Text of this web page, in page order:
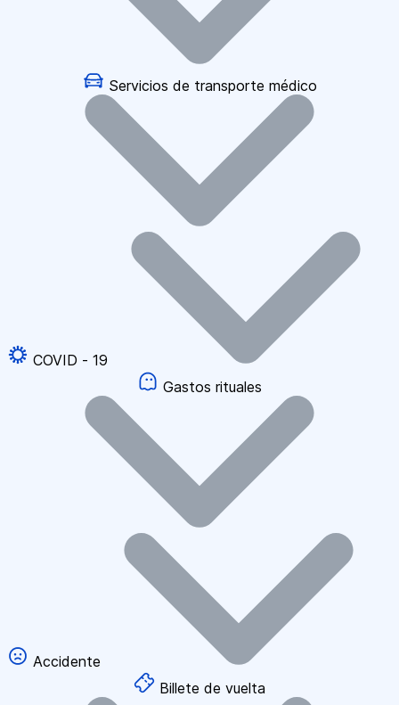
Servicios de transporte médico
COVID - 19
Gastos rituales
Accidente
Billete de vuelta